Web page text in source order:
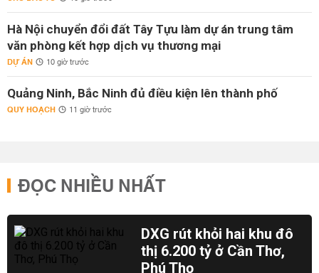
Hà Nội chuyển đổi đất Tây Tựu làm dự án trung tâm
văn phòng kết hợp dịch vụ thương mại
DỰ ÁN 10 giờ trước
Quảng Ninh, Bắc Ninh đủ điều kiện lên thành phố
QUY HOẠCH 11 giờ trước
ĐỌC NHIỀU NHẤT
DXG rút khỏi hai khu đô
thị 6.200 tỷ ở Cần Thơ,
Phú Thọ